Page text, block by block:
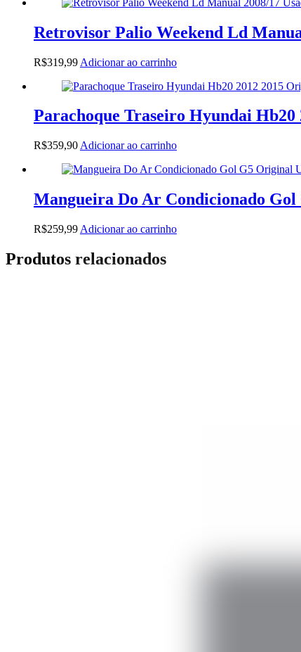
Retrovisor Palio Weekend Ld
R$319,99 Adicionar ao carrinho
Parachoque Traseiro Hyundai
R$359,90 Adicionar ao carrinho
Mangueira Do Ar Condicionado
R$259,99 Adicionar ao carrinho
Produtos relacionados